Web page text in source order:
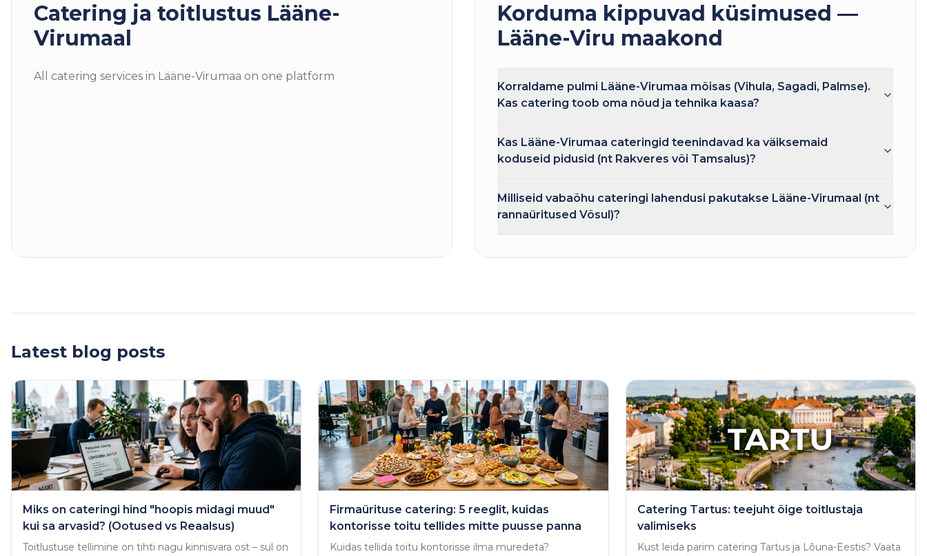
Catering ja toitlustus Lääne-
Virumaal
All catering services in Lääne-Virumaa on one platform
Korduma kippuvad küsimused —
Lääne-Viru maakond
Korraldame pulmi Lääne-Virumaa mõisas (Vihula, Sagadi, Palmse).
Kas catering toob oma nõud ja tehnika kaasa?
Kas Lääne-Virumaa cateringid teenindavad ka väiksemaid
koduseid pidusid (nt Rakveres või Tamsalus)?
Milliseid vabaõhu cateringi lahendusi pakutakse Lääne-Virumaal (nt
rannaüritused Võsul)?
Latest blog posts
Miks on cateringi hind "hoopis midagi muud"
kui sa arvasid? (Ootused vs Reaalsus)
Toitlustuse tellimine on tihti nagu kinnisvara ost – sul on
Firmaürituse catering: 5 reeglit, kuidas
kontorisse toitu tellides mitte puusse panna
Kuidas tellida toitu kontorisse ilma muredeta?
Catering Tartus: teejuht õige toitlustaja
valimiseks
Kust leida parim catering Tartus ja Lõuna-Eestis? Vaata